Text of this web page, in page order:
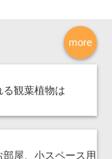
more
観葉植物は
屋、小スペース用